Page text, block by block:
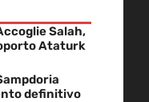
Salah,
Ataturk
definitivo